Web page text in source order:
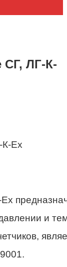
СГ, ЛГ-К-
и